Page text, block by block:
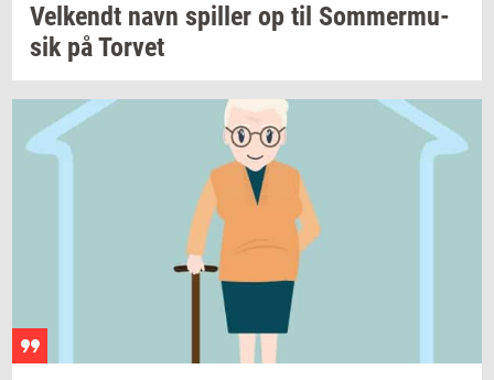
Vel­kendt navn spil­ler op til Som­mer­mu­
sikpåTor­vet